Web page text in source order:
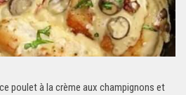
poulet à la crème aux champignons et